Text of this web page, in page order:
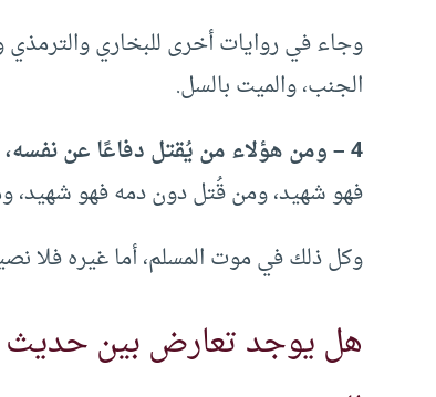
وجاء في روايات أخرى للبخاري والترمذي
الجنب، والميت بالسل.
4 – ومن هؤلاء من يُقتل دفاعًا عن نفسه،
فهو شهيد، ومن قُتل دون دمه فهو شهيد،
وكل ذلك في موت المسلم، أما غيره فلا
هل يوجد تعارض بين حديث